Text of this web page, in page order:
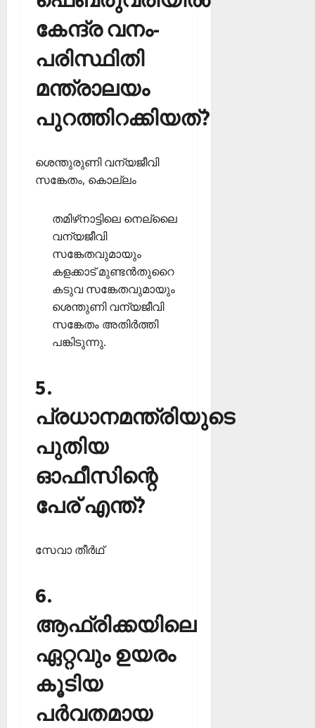
കേന്ദ്ര വനം-
പരിസ്ഥിതി
മന്ത്രാലയം
പുറത്തിറക്കിയത്?
ശെന്തുരുണി വന്യജീവി
സങ്കേതം, കൊല്ലം
തമിഴ്‌നാട്ടിലെ നെല്ലൈ
വന്യജീവി
സങ്കേതവുമായും
കളക്കാട് മുണ്ടന്‍തുറൈ
കടുവ സങ്കേതവുമായും
ശെന്തുണി വന്യജീവി
സങ്കേതം അതിര്‍ത്തി
പങ്കിടുന്നു.
5.
പ്രധാനമന്ത്രിയുടെ
പുതിയ
ഓഫീസിന്റെ
പേര് എന്ത്?
സേവാ തീര്‍ഥ്‌
6.
ആഫ്രിക്കയിലെ
ഏറ്റവും ഉയരം
കൂടിയ
പര്‍വതമായ